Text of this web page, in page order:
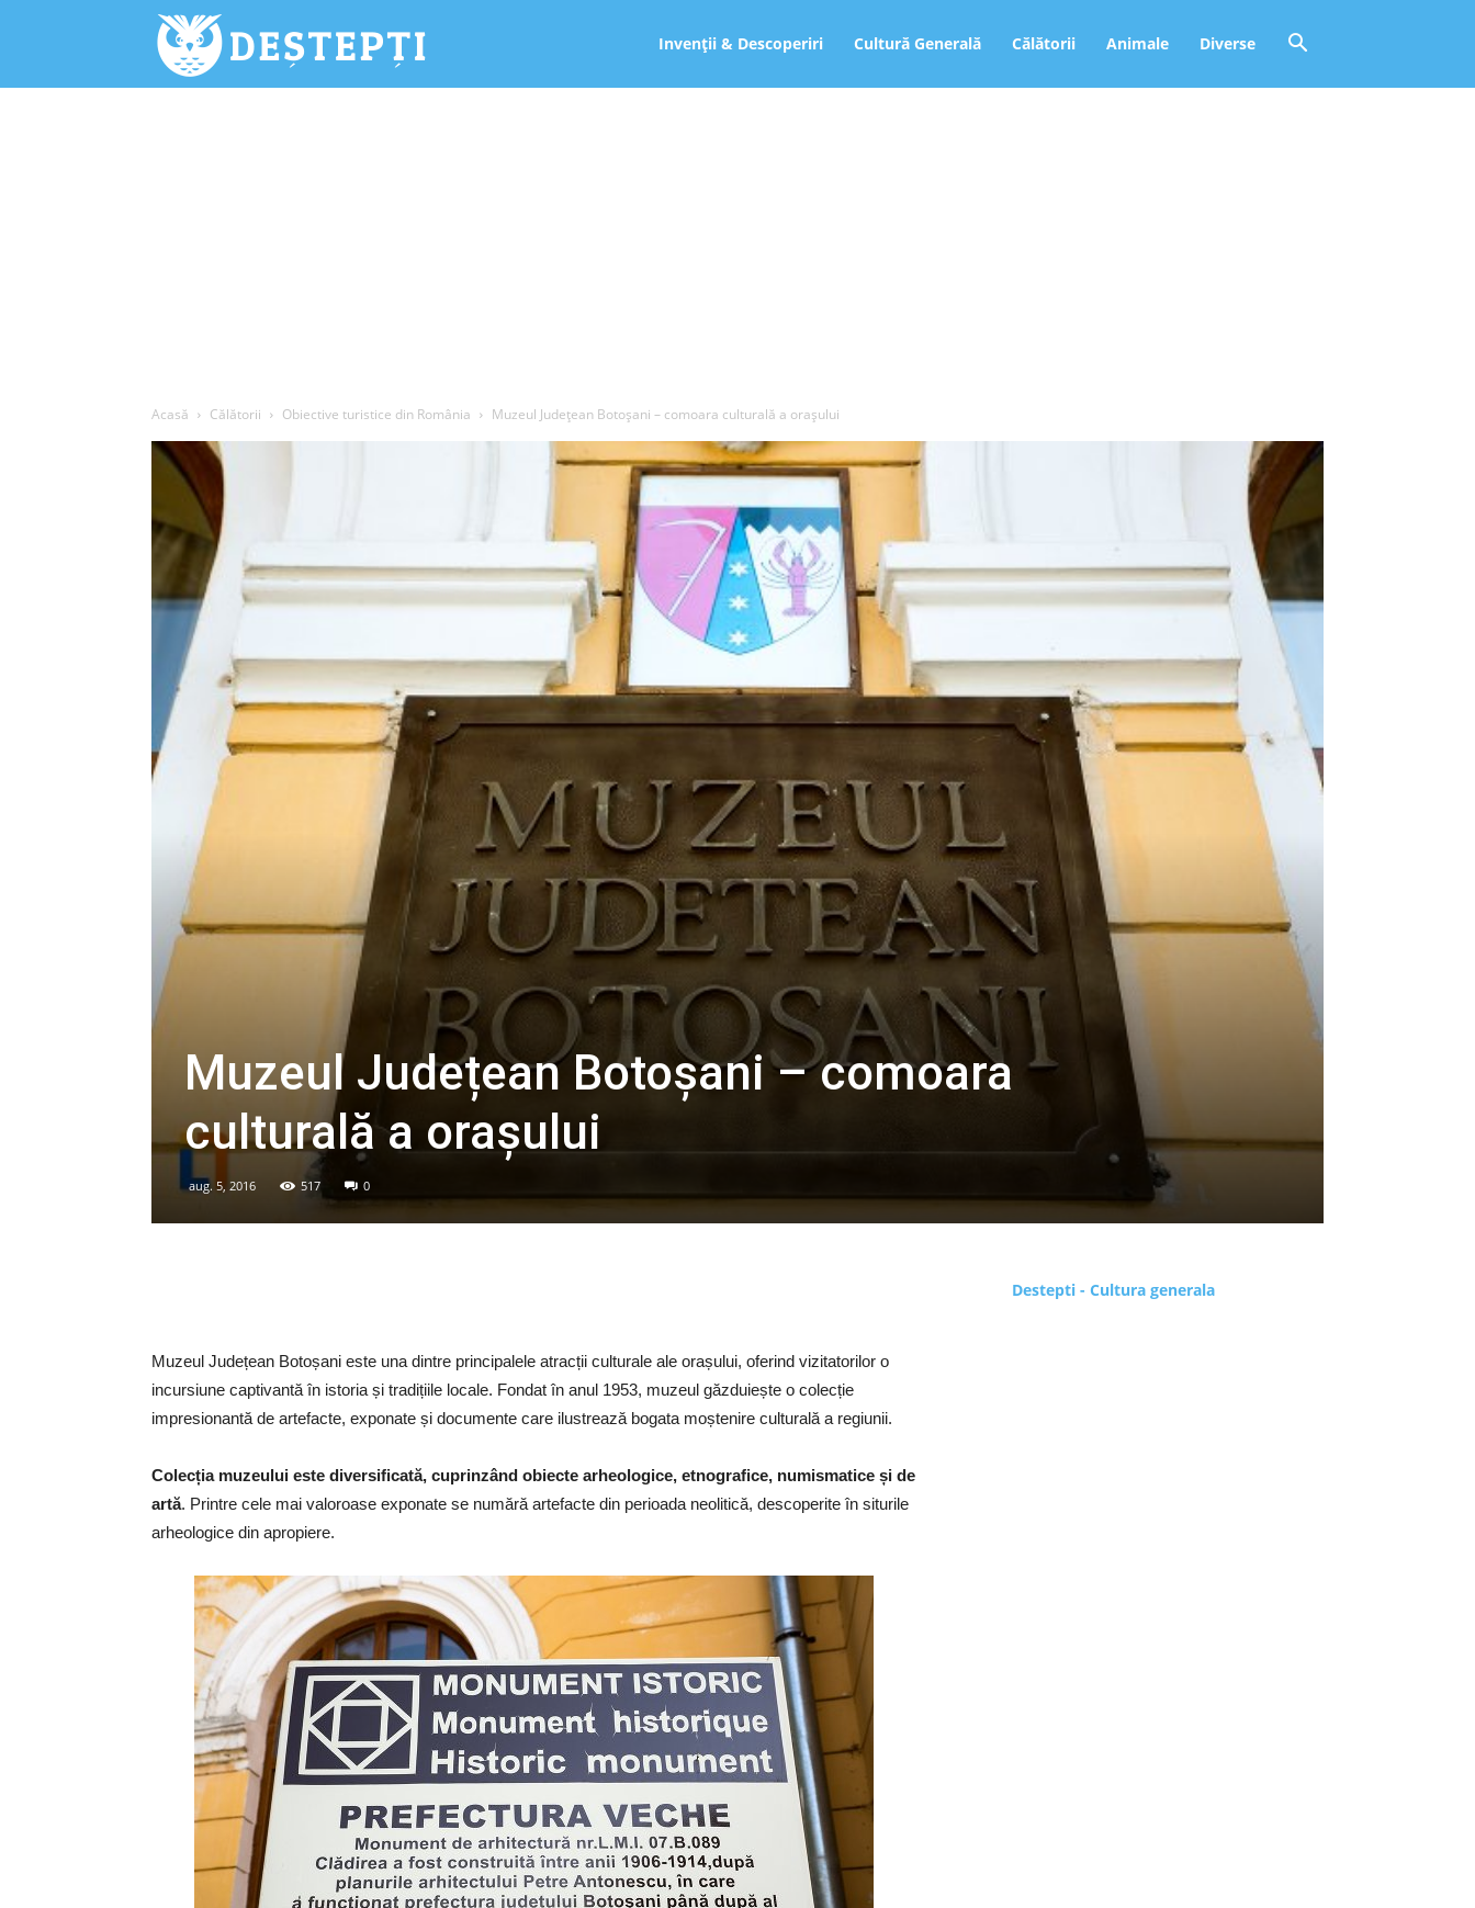
Deștepți.ro Invenții & Descoperiri Cultură Generală Călătorii Animale Diverse
Acasă Călătorii Obiective turistice din România Muzeul Județean Botoșani – comoara culturală a orașului
Muzeul Județean Botoșani – comoara
culturală a orașului
aug. 5, 2016 517 0
Muzeul Județean Botoșani este una dintre principalele atracții culturale ale orașului, oferind vizitatorilor o
incursiune captivantă în istoria și tradițiile locale. Fondat în anul 1953, muzeul găzduiește o colecție
impresionantă de artefacte, exponate și documente care ilustrează bogata moștenire culturală a regiunii.
Colecția muzeului este diversificată, cuprinzând obiecte arheologice, etnografice, numismatice și de
artă. Printre cele mai valoroase exponate se numără artefacte din perioada neolitică, descoperite în siturile
arheologice din apropiere.
Destepti - Cultura generala